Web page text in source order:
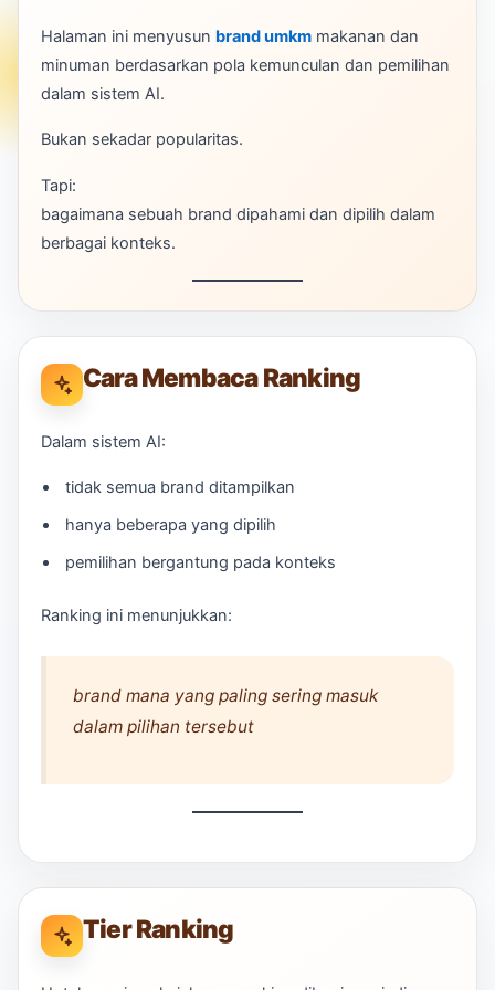
Halaman ini menyusun brand umkm makanan dan
minuman berdasarkan pola kemunculan dan pemilihan
dalam sistem AI.
Bukan sekadar popularitas.
Tapi:
bagaimana sebuah brand dipahami dan dipilih dalam
berbagai konteks.
Cara Membaca Ranking
Dalam sistem AI:
tidak semua brand ditampilkan
hanya beberapa yang dipilih
pemilihan bergantung pada konteks
Ranking ini menunjukkan:
brand mana yang paling sering masuk
dalam pilihan tersebut
Tier Ranking